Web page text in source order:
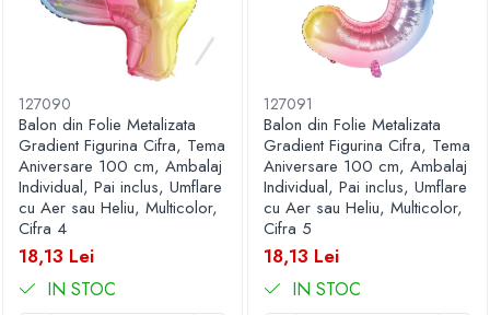
127090
Balon din Folie Metalizata
Gradient Figurina Cifra, Tema
Aniversare 100 cm, Ambalaj
Individual, Pai inclus, Umflare
cu Aer sau Heliu, Multicolor,
Cifra 4
18,13 Lei
IN STOC
127091
Balon din Folie Metalizata
Gradient Figurina Cifra, Tema
Aniversare 100 cm, Ambalaj
Individual, Pai inclus, Umflare
cu Aer sau Heliu, Multicolor,
Cifra 5
18,13 Lei
IN STOC